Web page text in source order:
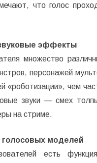
что голос
эффекты
множество
персонажей
«роботизации», чем
звуки — смех
на стриме.
голосовых моделей
есть